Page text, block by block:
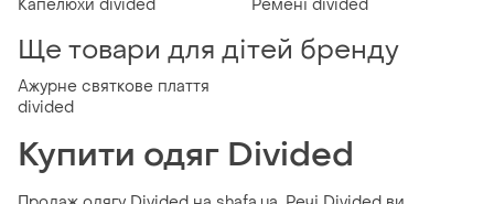
Капелюхи divided
Ремені divided
Ще товари для дітей бренду
Ажурне святкове плаття
divided
Купити одяг Divided